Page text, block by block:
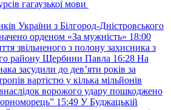
гагаузької мови
України з Білгород-Дністровського
орденом «За мужність» 18:00
звільненого з полону захисника з
району Щербини Павла 16:28 На
засудили до дев’яти років за
вартістю у кілька мільйонів
ворожого удару пошкоджено
15:49 У Буджацькій